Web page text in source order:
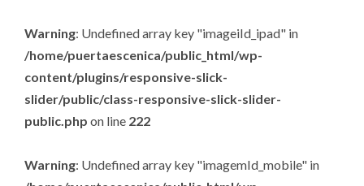
Warning: Undefined array key "imageiId_ipad" in
/home/puertaescenica/public_html/wp-
content/plugins/responsive-slick-
slider/public/class-responsive-slick-slider-
public.php on line 222
Warning: Undefined array key "imagemId_mobile" in